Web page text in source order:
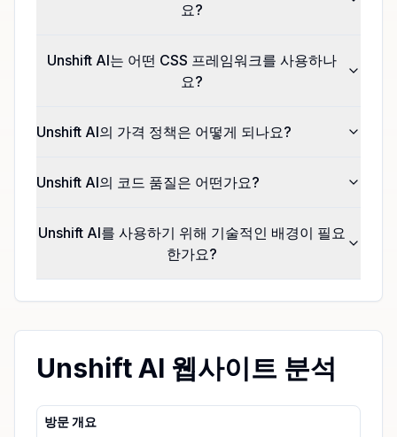
요?
Unshift AI는 어떤 CSS 프레임워크를 사용하나
요?
Unshift AI의 가격 정책은 어떻게 되나요?
Unshift AI의 코드 품질은 어떤가요?
Unshift AI를 사용하기 위해 기술적인 배경이 필요
한가요?
Unshift AI 웹사이트 분석
방문 개요